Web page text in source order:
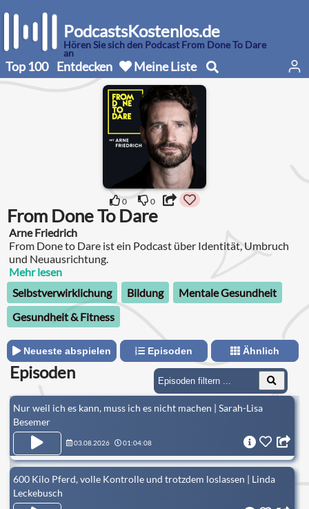
PodcastsKostenlos.de
Hören Sie sich den Podcast From Done To Dare
an
Top 100 Entdecken Meine Liste
0 0
From Done To Dare
Arne Friedrich
From Done to Dare ist ein Podcast über Identität, Umbruch
und Neuausrichtung.
Mehr lesen
Selbstverwirklichung
Bildung
Mentale Gesundheit
Gesundheit & Fitness
Neueste abspielen Episoden Ähnlich
Episoden
Nur weil ich es kann, muss ich es nicht machen | Sarah-Lisa
Besemer
03.08.2026 01:04:08
600 Kilo Pferd, volle Kontrolle und trotzdem loslassen | Linda
Leckebusch